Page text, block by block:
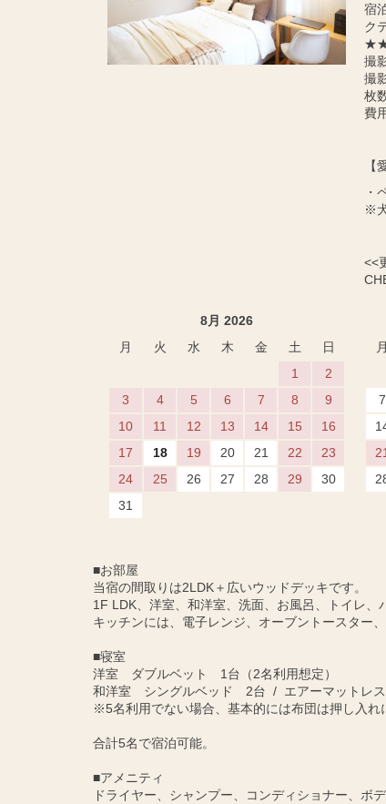
宿
ク
★★
撮
撮
枚
費
【
・
※
<<
8月 2026
月
火 水 木 金 土
日
1
2
3
4 5 6 7 8
9
10
11 12 13 14 15
16
17
18 19 20 21 22
23
24
25 26 27 28 29
30
31
月
7
21
■お部屋
当宿の間取りは2LDK＋広いウッドデッキです。
1F LDK、洋室、和洋室、洗面、お風呂、トイレ、
キッチンには、電子レンジ、オーブントースター
■寝室
洋室 ダブルベット 1台（2名利用想定）
和洋室 シングルベッド 2台 / エアーマットレス
※5名利用でない場合、基本的には布団は押し入れ
合計5名で宿泊可能。
■アメニティ
ドライヤー、シャンプー、コンディショナー、ボ